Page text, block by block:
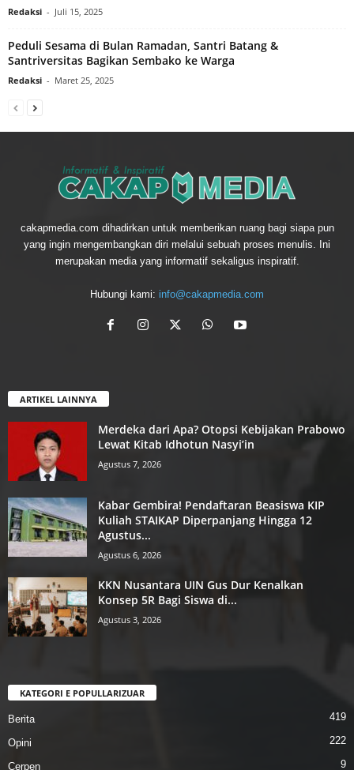
Redaksi - Juli 15, 2025
Peduli Sesama di Bulan Ramadan, Santri Batang &
Santriversitas Bagikan Sembako ke Warga
Redaksi - Maret 25, 2025
cakapmedia.com dihadirkan untuk memberikan ruang bagi siapa pun
yang ingin mengembangkan diri melalui sebuah proses menulis. Ini
merupakan media yang informatif sekaligus inspiratif.
Hubungi kami: info@cakapmedia.com
ARTIKEL LAINNYA
Merdeka dari Apa? Otopsi Kebijakan Prabowo
Lewat Kitab Idhotun Nasyi’in
Agustus 7, 2026
Kabar Gembira! Pendaftaran Beasiswa KIP
Kuliah STAIKAP Diperpanjang Hingga 12
Agustus...
Agustus 6, 2026
KKN Nusantara UIN Gus Dur Kenalkan
Konsep 5R Bagi Siswa di...
Agustus 3, 2026
KATEGORI E POPULLARIZUAR
Berita 419
Opini 222
Cerpen 9